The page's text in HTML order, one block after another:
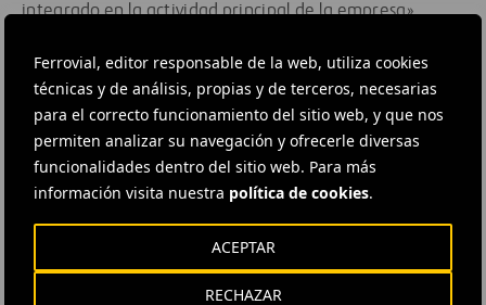
Ferrovial, editor responsable de la web, utiliza cookies
técnicas y de análisis, propias y de terceros, necesarias
para el correcto funcionamiento del sitio web, y que nos
permiten analizar su navegación y ofrecerle diversas
funcionalidades dentro del sitio web. Para más
información visita nuestra política de cookies.
RECHAZAR
ACEPTAR
integrado en la actividad principal de la empresa»,
Por su parte, el director ejecutivo de EIRIS, Peter
Webster, recordó que «los inversores están preocupados
por el coste potencial de invertir en empresas
irresponsables e insostenibles». «Cada vez más,
bien a los retos sociales, ambientales y de gobierno
corporativo con los que se enfrentan, cada uno de los